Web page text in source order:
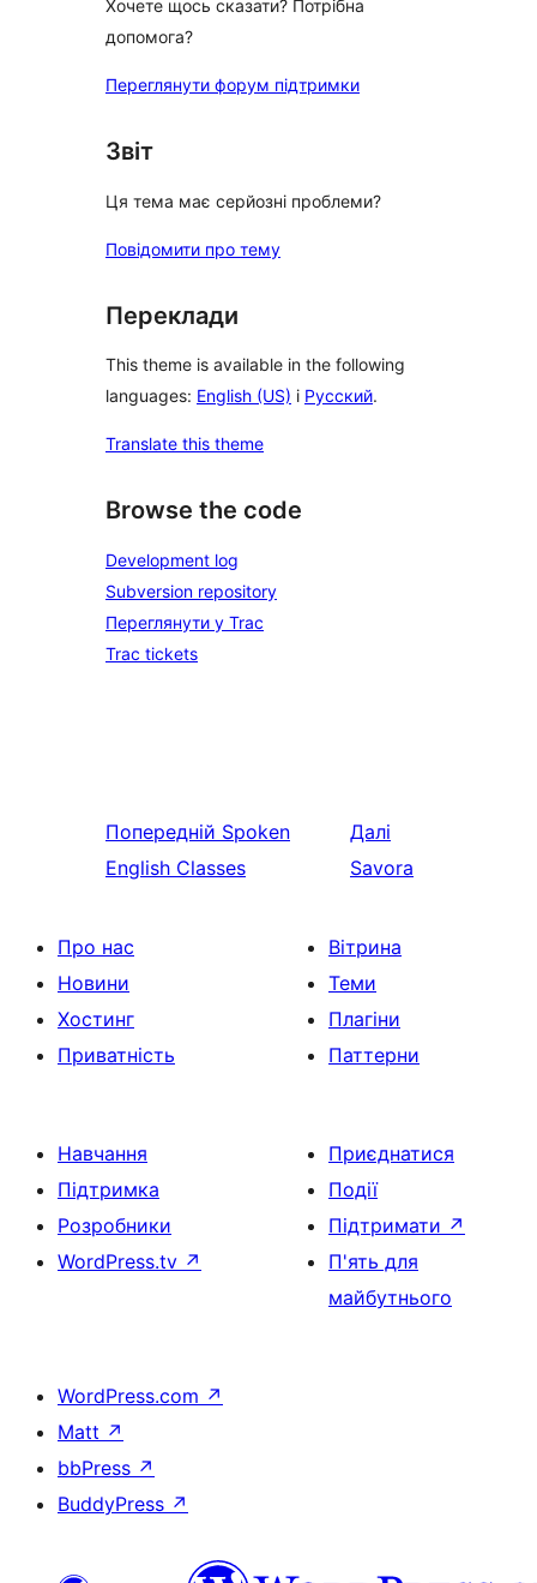
Хочете щось сказати? Потрібна
допомога?
Переглянути форум підтримки
Звіт
Ця тема має серйозні проблеми?
Повідомити про тему
Переклади
This theme is available in the following
languages: English (US) і Русский.
Translate this theme
Browse the code
Development log
Subversion repository
Переглянути у Trac
Trac tickets
Попередній Spoken
English Classes
Далі
Savora
Про нас
Новини
Хостинг
Приватність
Вітрина
Теми
Плагіни
Паттерни
Навчання
Підтримка
Розробники
WordPress.tv ↗
Приєднатися
Події
Підтримати ↗
П'ять для
майбутнього
WordPress.com ↗
Matt ↗
bbPress ↗
BuddyPress ↗